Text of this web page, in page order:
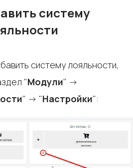
систему
систему лояльности,
"Модули" ->
" -> "Настройки":